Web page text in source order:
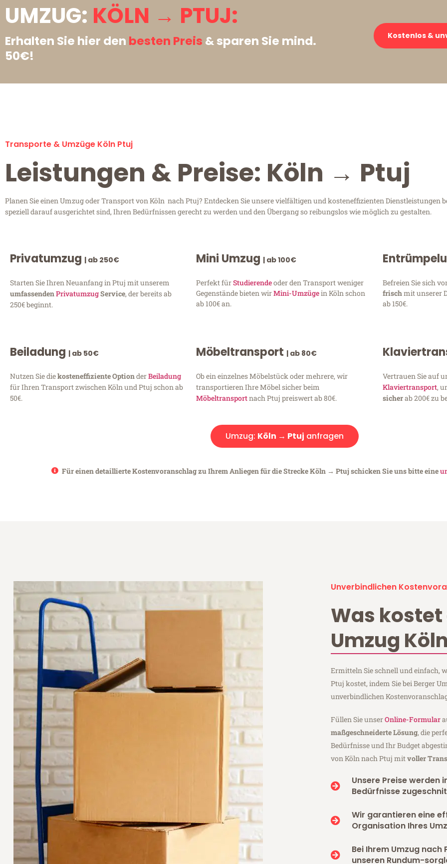
UMZUG: KÖLN → PTUJ:
Erhalten Sie hier den besten Preis & sparen Sie mind.
50€!
Kostenlos &
Transporte & Umzüge Köln Ptuj
Leistungen & Preise: Köln → Ptuj
Planen Sie einen Umzug oder Transport von Köln nach Ptuj? Entdecken Sie unsere vielfältigen und kosteneffizienten Dienstleistungen
speziell darauf ausgerichtet sind, Ihren Bedürfnissen gerecht zu werden und den Übergang so reibungslos wie möglich zu gestalten.
Privatumzug | ab 250€
Starten Sie Ihren Neuanfang in Ptuj mit unserem
umfassendenPrivatumzugService, der bereits ab
250€ beginnt.
Mini Umzug | ab 100€
Perfekt fürStudierendeoder den Transport weniger
Gegenstände bieten wirMini-Umzügein Köln schon
ab 100€ an.
Befreien Sie sich
frischmit unserer
ab 150€.
Beiladung | ab 50€
Nutzen Sie diekosteneffiziente OptionderBeiladung
für Ihren Transport zwischen Köln und Ptuj schon ab
50€.
Möbeltransport | ab 80€
Ob ein einzelnes Möbelstück oder mehrere, wir
transportieren Ihre Möbel sicher beim
Möbeltransportnach Ptuj preiswert ab 80€.
Vertrauen Sie auf
Klaviertransport,
sicherab 200€ zu
Umzug: Köln → Ptuj anfragen
Für einen detaillierte Kostenvoranschlag zu Ihrem Anliegen für die Strecke Köln → Ptuj schicken Sie uns bitte eine
Unverbindlichen
Was kostet
Umzug
Ermitteln Sie schnell und einfach,
Ptuj kostet, indem Sie bei Berger
unverbindlichen
Füllen Sie unserOnline-Formular
maßgeschneiderte Lösung, die
Bedürfnisse und Ihr Budget
von Köln nach Ptuj mitvoller
Unsere Preise werden
Bedürfnisse
Wir garantieren eine
Organisation Ihres
Bei Ihrem Umzug nach
unseren Rundum-